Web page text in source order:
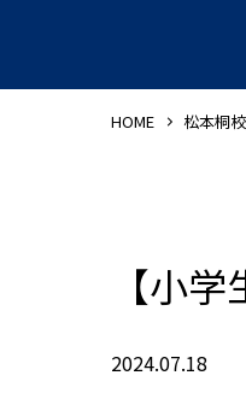
HOME 松本桐校
【小
2024.07.18